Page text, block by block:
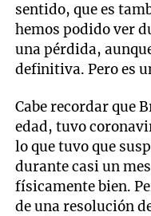
sentido, que es
hemos podido ver
una pérdida,
definitiva. Pero es
Cabe recordar que
edad, tuvo
lo que tuvo que
durante casi un
físicamente bien.
de una resolución